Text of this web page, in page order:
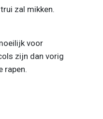
zal mikken.
voor
zijn dan vorig
rapen.